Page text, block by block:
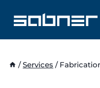
contenu
/ Services /